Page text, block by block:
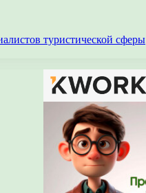
туристической сферы